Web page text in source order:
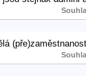
(pře)zaměstnanost